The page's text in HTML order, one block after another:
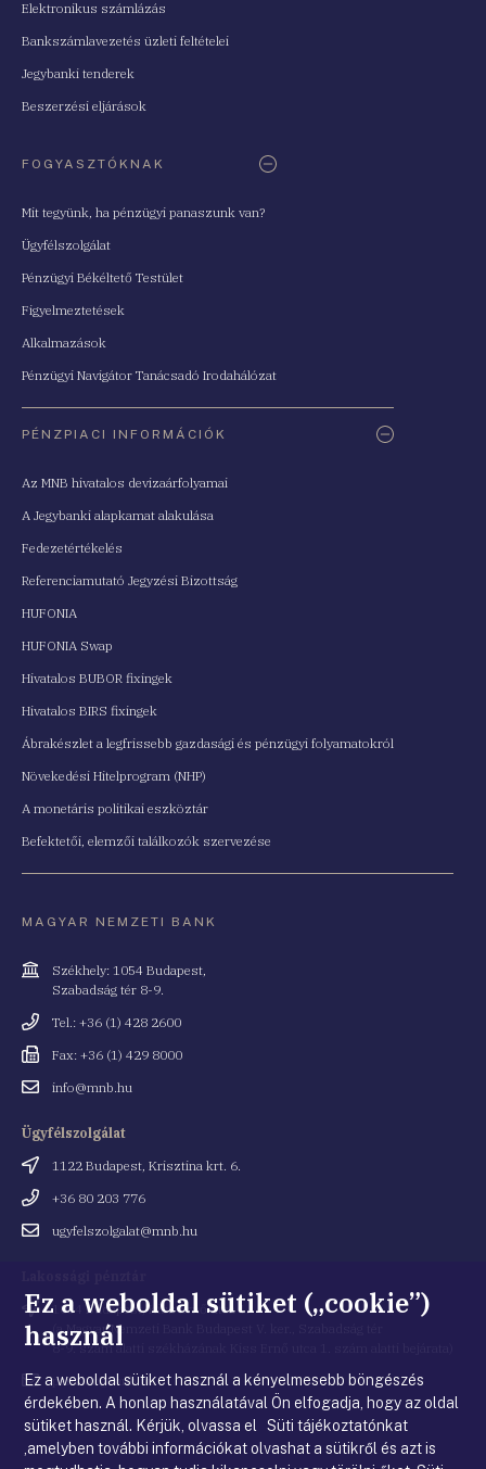
Elektronikus számlázás
Bankszámlavezetés üzleti feltételei
Jegybanki tenderek
Beszerzési eljárások
FOGYASZTÓKNAK
Mit tegyünk, ha pénzügyi panaszunk van?
Ügyfélszolgálat
Pénzügyi Békéltető Testület
Figyelmeztetések
Alkalmazások
Pénzügyi Navigátor Tanácsadó Irodahálózat
PÉNZPIACI INFORMÁCIÓK
Az MNB hivatalos devizaárfolyamai
A Jegybanki alapkamat alakulása
Fedezetértékelés
Referenciamutató Jegyzési Bizottság
HUFONIA
HUFONIA Swap
Hivatalos BUBOR fixingek
Hivatalos BIRS fixingek
Ábrakészlet a legfrissebb gazdasági és pénzügyi folyamatokról
Növekedési Hitelprogram (NHP)
A monetáris politikai eszköztár
Befektetői, elemzői találkozók szervezése
MAGYAR NEMZETI BANK
Cím
Székhely: 1054 Budapest,
Szabadság tér 8-9.
Telefonszám
Tel.: +36 (1) 428 2600
Fax
Fax: +36 (1) 429 8000
Emailinfo@mnb.hu
Ügyfélszolgálat
Cím
1122 Budapest, Krisztina krt. 6.
Telefonszám
+36 80 203 776
Emailugyfelszolgalat@mnb.hu
Cím 1054 Budapest, Kiss Ernő utca 1.
(a Magyar Nemzeti Bank Budapest V. ker., Szabadság tér
8-9. szám alatti székházának Kiss Ernő utca 1. szám alatti bejárata)
Email
cím
penztar@mnb.hu
Ez a weboldal sütiket („cookie”)
használ
Ez a weboldal sütiket használ a kényelmesebb böngészés
érdekében. A honlap használatával Ön elfogadja, hogy az oldal
sütiket használ. Kérjük, olvassa el Süti tájékoztatónkat
,amelyben további információkat olvashat a sütikről és azt is